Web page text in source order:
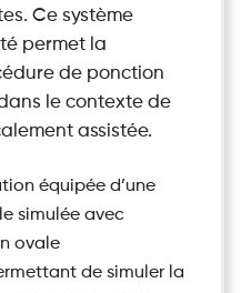
Ce système
permet la
de ponction
le contexte de
assistée.
équipée d’une
simulée avec
ovale
de simuler la